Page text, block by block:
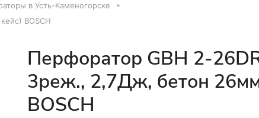
в Усть-Каменогорске
BOSCH
Перфоратор GBH 2-
3реж., 2,7Дж, бетон
BOSCH